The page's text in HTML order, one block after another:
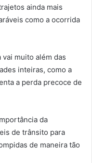
ainda mais
como a ocorrida
muito além das
inteiras, como a
a perda precoce de
da
de trânsito para
de maneira tão